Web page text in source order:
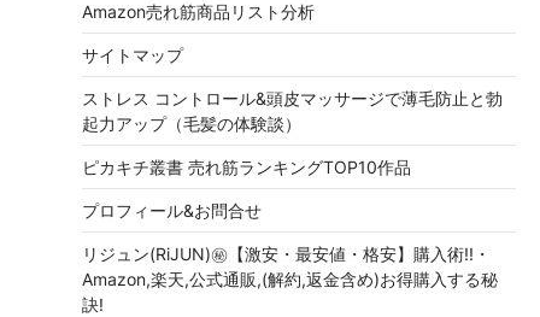
Amazon売れ筋商品リスト分析
サイトマップ
ストレス コントロール&頭皮マッサージで薄毛防止と勃
起力アップ（毛髪の体験談）
ピカキチ叢書 売れ筋ランキングTOP10作品
プロフィール&お問合せ
リジュン(RiJUN)㊙【激安・最安値・格安】購入術!!・
Amazon,楽天,公式通販,(解約,返金含め)お得購入する秘
訣!